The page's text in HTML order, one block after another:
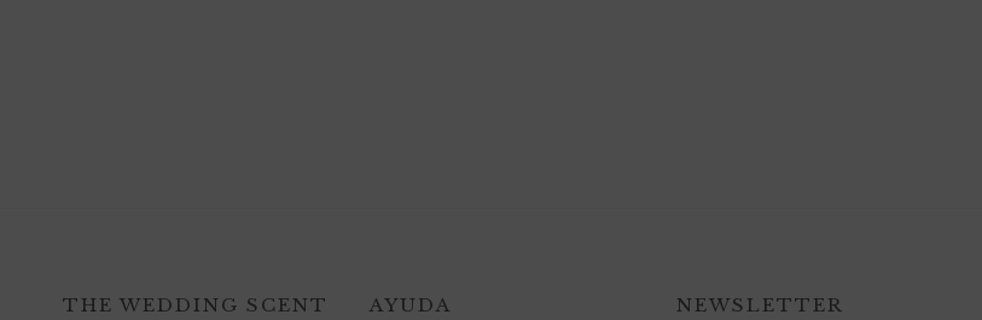
THE WEDDING SCENT AYUDA NEWSLETTER